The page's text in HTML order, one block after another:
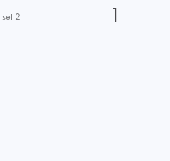
set 2 1